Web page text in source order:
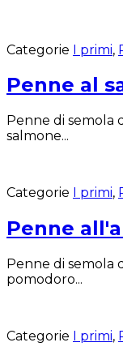
Categorie I primi,
Penne al
Penne di semola
salmone...
Categorie I primi,
Penne
Penne di semola
pomodoro...
Categorie I primi,